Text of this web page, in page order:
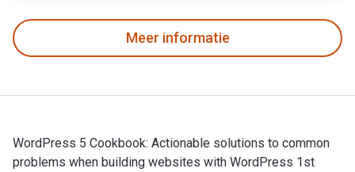
Meer informatie
WordPress 5 Cookbook: Actionable solutions to common
problems when building websites with WordPress 1st